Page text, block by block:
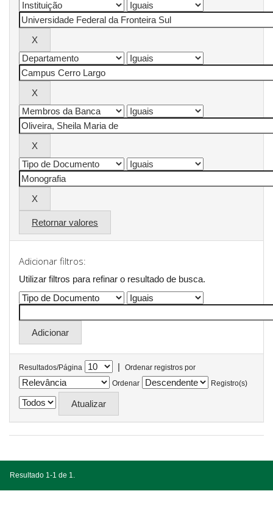
Retornar valores
Adicionar filtros:
Utilizar filtros para refinar o resultado de busca.
Resultados/Página |
Ordenar registros por
Ordenar
Registro(s)
Resultado 1-1 de 1.